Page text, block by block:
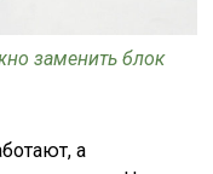
заменить блок
а